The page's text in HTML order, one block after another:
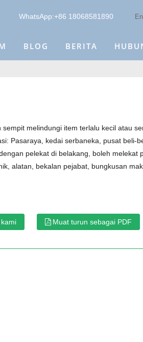
WhatsApp:+86 18068581890
BLOG BERITA
sempit melindungi item terlalu kecil atau
Pasaraya, kedai serbaneka, pusat beli-
pelekat di belakang, boleh melekat
alatan, bekalan pejabat, bungkusan
Muat turun sebagai PDF